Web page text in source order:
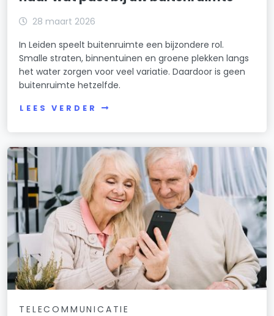
28 maart 2026
In Leiden speelt buitenruimte een bijzondere rol.
Smalle straten, binnentuinen en groene plekken langs
het water zorgen voor veel variatie. Daardoor is geen
buitenruimte hetzelfde.
LEES VERDER
TELECOMMUNICATIE